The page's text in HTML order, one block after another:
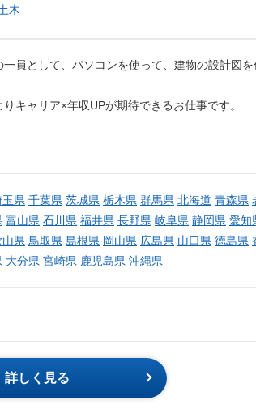
木
員として、パソコンを使って、建物の設計図
キャリア×年収UPが期待できるお仕事です。
玉県 千葉県 茨城県 栃木県 群馬県 北海道 青森県
富山県 石川県 福井県 長野県 岐阜県 静岡県 愛知
県 鳥取県 島根県 岡山県 広島県 山口県 徳島県
大分県 宮崎県 鹿児島県 沖縄県
詳しく見る